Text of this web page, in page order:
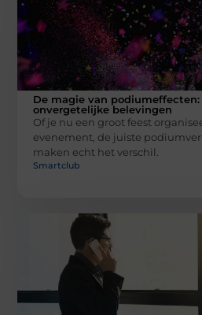
De magie van podiumeffecten:
onvergetelijke belevingen
Of je nu een groot feest
evenement, de juiste
maken echt het verschil.
Smartclub